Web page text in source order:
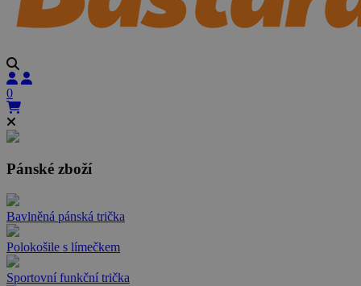
0
Pánské zboží
Bavlněná pánská trička
Polokošile s límečkem
Sportovní funkční trička